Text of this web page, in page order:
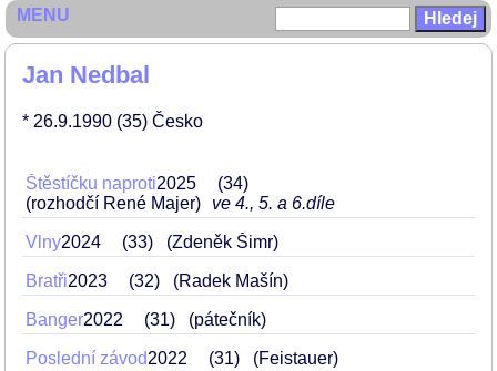
Jan Nedbal
* 26.9.1990 (35) Česko
Štěstíčku naproti2025
34
(rozhodčí René Majer)
ve 4., 5. a 6.díle
Vlny2024 33 (Zdeněk Šimr)
Bratři2023 32 (Radek Mašín)
Banger2022 31 (pátečník)
Poslední závod2022 31 (Feistauer)
MENU